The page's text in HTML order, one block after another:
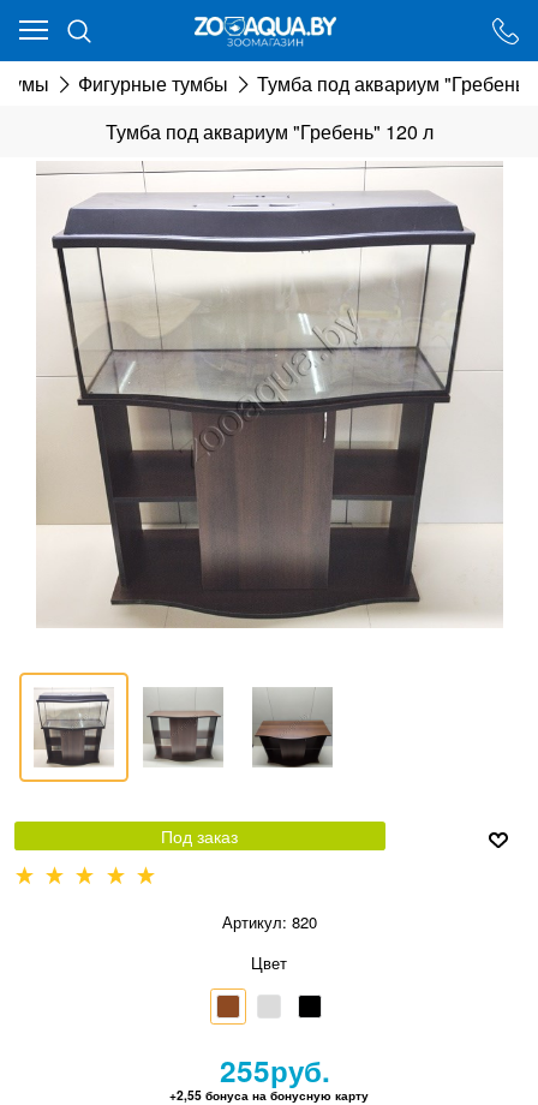
Фигурные тумбы
Тумба под аквариум "Гребень"
Тумба под аквариум "Гребень" 120 л
Под заказ
Артикул: 820
Цвет
255руб.
+2,55 бонуса на бонусную карту
Ваш город - Минск,
ДА НЕТ